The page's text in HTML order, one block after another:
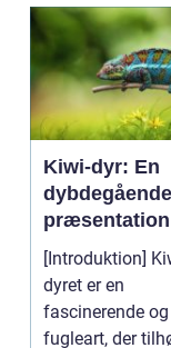
Kiwi-dyr: En
dybdegående
præsentation
unik fugleart
[Introduktion]
dyret er en
fascinerende
fugleart, der